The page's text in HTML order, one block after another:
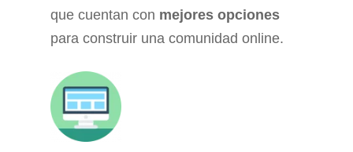
que cuentan con mejores opciones
para construir una comunidad online.